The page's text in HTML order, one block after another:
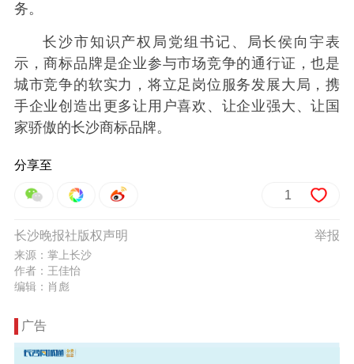
务。
长沙市知识产权局党组书记、局长侯向宇表
示，商标品牌是企业参与市场竞争的通行证，也是
城市竞争的软实力，将立足岗位服务发展大局，携
手企业创造出更多让用户喜欢、让企业强大、让国
家骄傲的长沙商标品牌。
分享至
1
举报
长沙晚报社版权声明
来源：掌上长沙
作者：王佳怡
编辑：肖彪
广告